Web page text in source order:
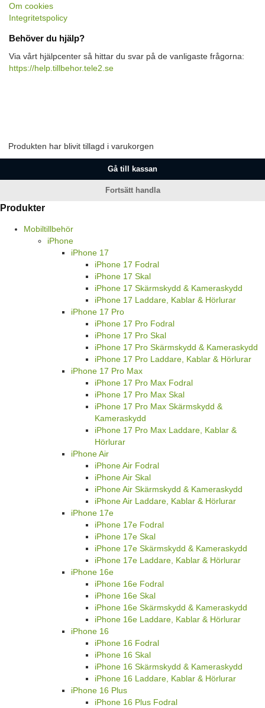
Om cookies
Integritetspolicy
Behöver du hjälp?
Via vårt hjälpcenter så hittar du svar på de vanligaste frågorna:
https://help.tillbehor.tele2.se
Produkten har blivit tillagd i varukorgen
Gå till kassan
Fortsätt handla
Produkter
Mobiltillbehör
iPhone
iPhone 17
iPhone 17 Fodral
iPhone 17 Skal
iPhone 17 Skärmskydd & Kameraskydd
iPhone 17 Laddare, Kablar & Hörlurar
iPhone 17 Pro
iPhone 17 Pro Fodral
iPhone 17 Pro Skal
iPhone 17 Pro Skärmskydd & Kameraskydd
iPhone 17 Pro Laddare, Kablar & Hörlurar
iPhone 17 Pro Max
iPhone 17 Pro Max Fodral
iPhone 17 Pro Max Skal
iPhone 17 Pro Max Skärmskydd &
Kameraskydd
iPhone 17 Pro Max Laddare, Kablar &
Hörlurar
iPhone Air
iPhone Air Fodral
iPhone Air Skal
iPhone Air Skärmskydd & Kameraskydd
iPhone Air Laddare, Kablar & Hörlurar
iPhone 17e
iPhone 17e Fodral
iPhone 17e Skal
iPhone 17e Skärmskydd & Kameraskydd
iPhone 17e Laddare, Kablar & Hörlurar
iPhone 16e
iPhone 16e Fodral
iPhone 16e Skal
iPhone 16e Skärmskydd & Kameraskydd
iPhone 16e Laddare, Kablar & Hörlurar
iPhone 16
iPhone 16 Fodral
iPhone 16 Skal
iPhone 16 Skärmskydd & Kameraskydd
iPhone 16 Laddare, Kablar & Hörlurar
iPhone 16 Plus
iPhone 16 Plus Fodral